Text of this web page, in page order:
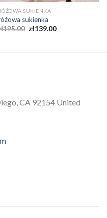
SUKIENKA
sukienka
195.00 zł139.00
CA 92154 United